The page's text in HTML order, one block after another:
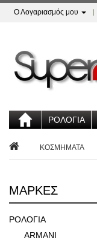
Ο Λογαριασμός μου
ΡΟΛΟΓΙΑ
ΚΟΣΜΗΜΑΤΑ
ΜΆΡΚΕΣ
ΡΟΛΟΓΙΑ
ARMANI